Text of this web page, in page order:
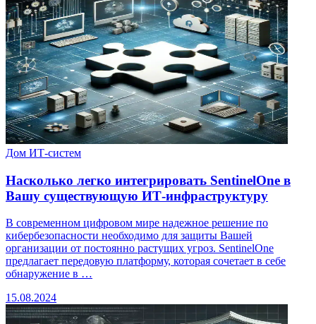
Дом ИТ-систем
Насколько легко интегрировать SentinelOne в
Вашу существующую ИТ-инфраструктуру
В современном цифровом мире надежное решение по
кибербезопасности необходимо для защиты Вашей
организации от постоянно растущих угроз. SentinelOne
предлагает передовую платформу, которая сочетает в себе
обнаружение в …
15.08.2024